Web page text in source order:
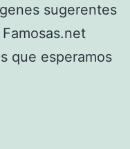
sugerentes
que esperamos